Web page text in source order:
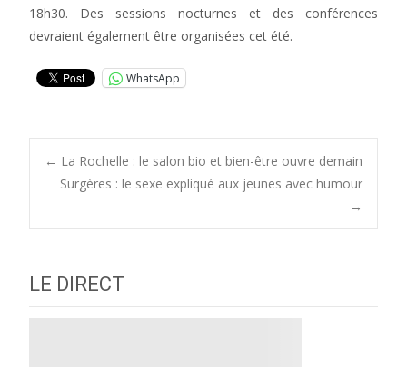
18h30. Des sessions nocturnes et des conférences
devraient également être organisées cet été.
WhatsApp
Post
navigation
← La Rochelle : le salon bio et bien-être ouvre demain
Surgères : le sexe expliqué aux jeunes avec humour
→
LE DIRECT